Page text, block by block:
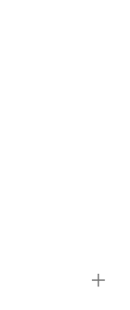
of kolommen.
de slag? Dan